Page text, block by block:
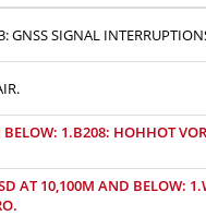
GNSS SIGNAL
BELOW: 1.B208: HOHHOT
AT 10,100M AND